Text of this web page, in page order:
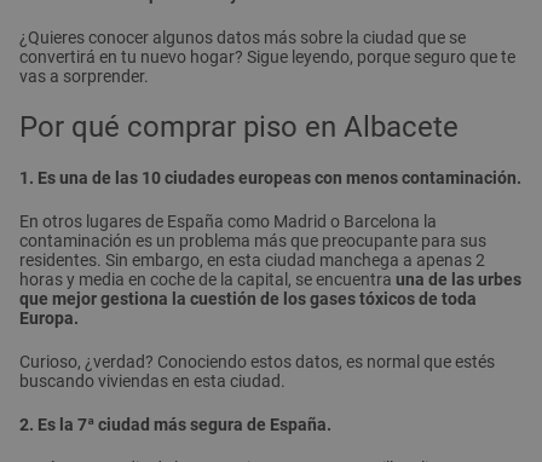
¿Quieres conocer algunos datos más sobre la ciudad que se
convertirá en tu nuevo hogar? Sigue leyendo, porque seguro que te
vas a sorprender.
Por qué comprar piso en Albacete
1. Es una de las 10 ciudades europeas con menos contaminación.
En otros lugares de España como Madrid o Barcelona la
contaminación es un problema más que preocupante para sus
residentes. Sin embargo, en esta ciudad manchega a apenas 2
horas y media en coche de la capital, se encuentra una de las urbes
que mejor gestiona la cuestión de los gases tóxicos de toda
Europa.
Curioso, ¿verdad? Conociendo estos datos, es normal que estés
buscando viviendas en esta ciudad.
2. Es la 7ª ciudad más segura de España.